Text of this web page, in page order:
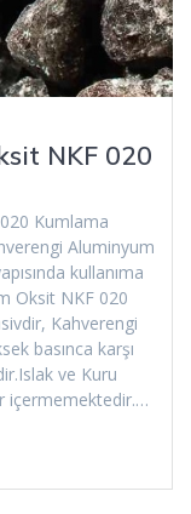
NKF 020
Kumlama
Aluminyum
kullanıma
Oksit NKF 020
Kahverengi
basınca karşı
ve Kuru
içermemektedir.…